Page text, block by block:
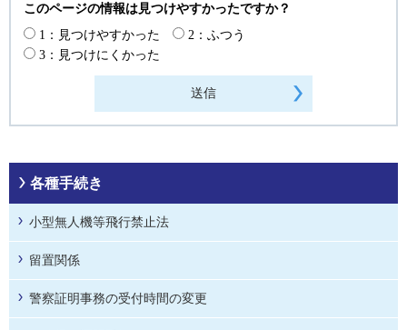
このページの情報は見つけやすかったですか？
1：見つけやすかった
2：ふつう
3：見つけにくかった
各種手続き
小型無人機等飛行禁止法
留置関係
警察証明事務の受付時間の変更